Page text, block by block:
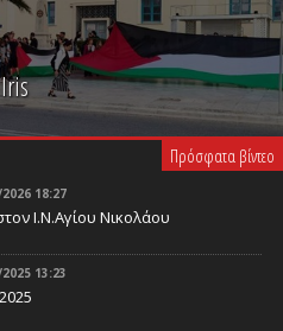
Πρόσφατα βίντεο
18:27
Ι.Ν.Αγίου Νικολάου
13:23